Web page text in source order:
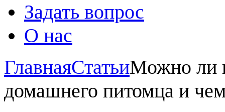
Задать вопрос
О нас
ГлавнаяСтатьиМожно ли
домашнего питомца и